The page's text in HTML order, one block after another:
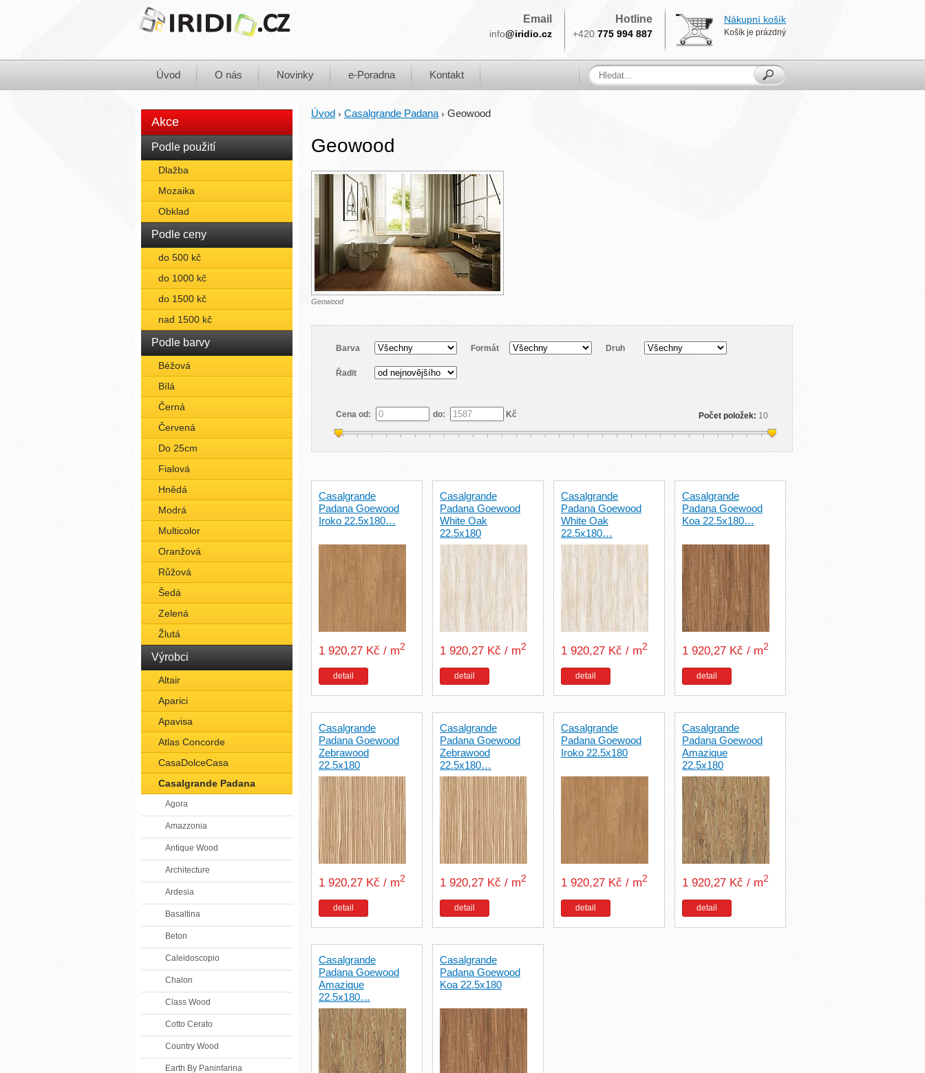
Email
info@iridio.cz
Hotline
+420 775 994 887
Nákupní košík
Košík je prázdný
Úvod O nás Novinky e-Poradna Kontakt
Akce
Podle použití
Dlažba
Mozaika
Obklad
Podle ceny
do 500 kč
do 1000 kč
do 1500 kč
nad 1500 kč
Podle barvy
Béžová
Bílá
Černá
Červená
Do 25cm
Fialová
Hnědá
Modrá
Multicolor
Oranžová
Růžová
Šedá
Zelená
Žlutá
Výrobci
Altair
Aparici
Apavisa
Atlas Concorde
CasaDolceCasa
Casalgrande Padana
Agora
Amazzonia
Antique Wood
Architecture
Ardesia
Basaltina
Beton
Caleidoscopio
Chalon
Class Wood
Cotto Cerato
Country Wood
Earth By Paninfarina
Úvod › Casalgrande Padana › Geowood
Geowood
Geowood
Barva Formát Druh
Řadit
Cena od: do: Kč Počet položek:10
Casalgrande
Padana Goewood
Iroko 22.5x180…
1 920,27 Kč / m2
detail
Casalgrande
Padana Goewood
White Oak
22.5x180
1 920,27 Kč / m2
detail
Casalgrande
Padana Goewood
White Oak
22.5x180…
1 920,27 Kč / m2
detail
Casalgrande
Padana Goewood
Koa 22.5x180…
1 920,27 Kč / m2
detail
Casalgrande
Padana Goewood
Zebrawood
22.5x180
1 920,27 Kč / m2
detail
Casalgrande
Padana Goewood
Zebrawood
22.5x180…
1 920,27 Kč / m2
detail
Casalgrande
Padana Goewood
Iroko 22.5x180
1 920,27 Kč / m2
detail
Casalgrande
Padana Goewood
Amazique
22.5x180
1 920,27 Kč / m2
detail
Casalgrande
Padana Goewood
Amazique
22.5x180…
Casalgrande
Padana Goewood
Koa 22.5x180